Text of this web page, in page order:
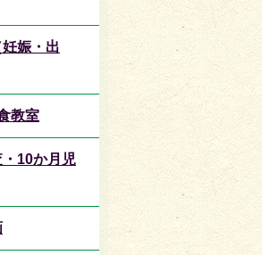
娠・出
教室
10か月児